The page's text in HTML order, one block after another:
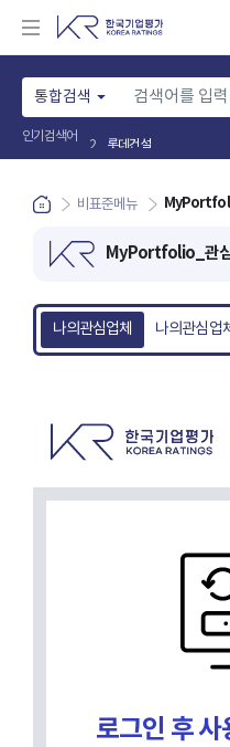
통합검색
인기검색어 2 롯데건설
비표준메뉴
MyPortfolio_관심
나의관심업체 나의관심업
로그인 후 사